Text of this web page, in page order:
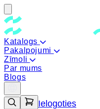
Katalogs
Pakalpojumi
Zīmoli
Par mums
Blogs
Ielogoties